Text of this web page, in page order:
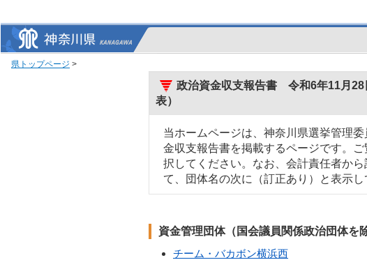
県トップページ >
政治資金収支報告書 令和6年11月
表）
当ホームページは、神奈川県選挙管理
金収支報告書を掲載するページです。
択してください。なお、会計責任者か
て、団体名の次に（訂正あり）と表示し
資金管理団体（国会議員関係政治団体
チーム・バカボン横浜西